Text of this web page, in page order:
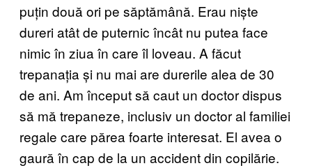
puțin două ori pe săptămână. Erau niște
dureri atât de puternic încât nu putea face
nimic în ziua în care îl loveau. A făcut
trepanația și nu mai are durerile alea de 30
de ani. Am început să caut un doctor dispus
să mă trepaneze, inclusiv un doctor al familiei
regale care părea foarte interesat. El avea o
gaură în cap de la un accident din copilărie.